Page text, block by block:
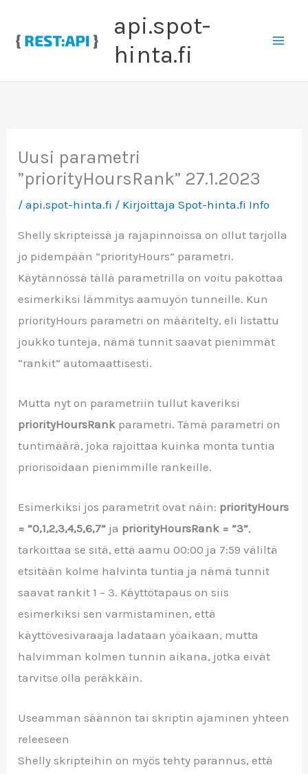
sisältöön
api.spot-
hinta.fi
Uusi parametri
”priorityHoursRank” 27.1.2023
/api.spot-hinta.fi / KirjoittajaSpot-hinta.fi Info
Shelly skripteissä ja rajapinnoissa on ollut tarjolla
jo pidempään ”priorityHours” parametri.
Käytännössä tällä parametrilla on voitu pakottaa
esimerkiksi lämmitys aamuyön tunneille. Kun
priorityHours parametri on määritelty, eli listattu
joukko tunteja, nämä tunnit saavat pienimmät
”rankit” automaattisesti.
Mutta nyt on parametriin tullut kaveriksi
priorityHoursRank parametri. Tämä parametri on
tuntimäärä, joka rajoittaa kuinka monta tuntia
priorisoidaan pienimmille rankeille.
Esimerkiksi jos parametrit ovat näin: priorityHours
= ”0,1,2,3,4,5,6,7” ja priorityHoursRank = ”3”,
tarkoittaa se sitä, että aamu 00:00 ja 7:59 väliltä
etsitään kolme halvinta tuntia ja nämä tunnit
saavat rankit 1 – 3. Käyttötapaus on siis
esimerkiksi sen varmistaminen, että
käyttövesivaraaja ladataan yöaikaan, mutta
halvimman kolmen tunnin aikana, jotka eivät
tarvitse olla peräkkäin.
Useamman säännön tai skriptin ajaminen yhteen
releeseen
Shelly skripteihin on myös tehty parannus, että